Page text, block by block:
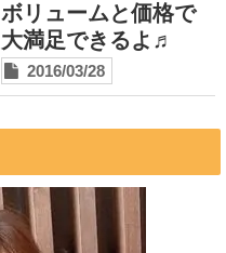
ボリュームと価格で
大満足できるよ♬
2016/03/28